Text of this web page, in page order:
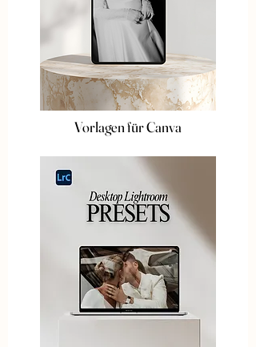
Vorlagen für Canva